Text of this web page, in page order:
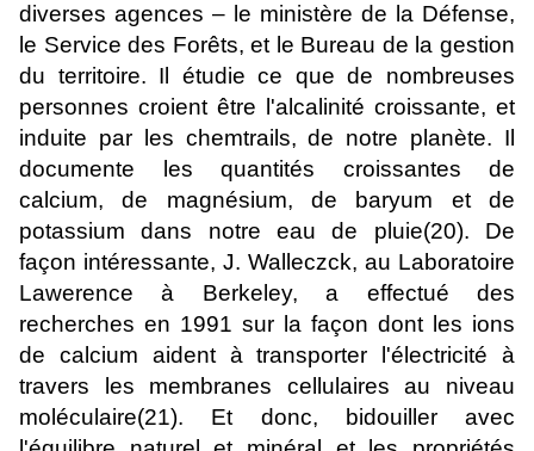
diverses agences – le ministère de la Défense,
le Service des Forêts, et le Bureau de la gestion
du territoire. Il étudie ce que de nombreuses
personnes croient être l'alcalinité croissante, et
induite par les chemtrails, de notre planète. Il
documente les quantités croissantes de
calcium, de magnésium, de baryum et de
potassium dans notre eau de pluie(20). De
façon intéressante, J. Walleczck, au Laboratoire
Lawerence à Berkeley, a effectué des
recherches en 1991 sur la façon dont les ions
de calcium aident à transporter l'électricité à
travers les membranes cellulaires au niveau
moléculaire(21). Et donc, bidouiller avec